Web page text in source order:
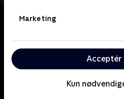
Marketing
Acceptér
Kun
Om Monchhichi
sovevogtere Monchhichi, der
eventyr.